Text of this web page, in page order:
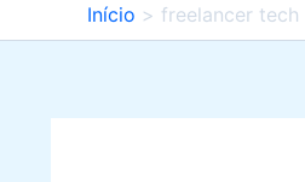
Início freelancer tech